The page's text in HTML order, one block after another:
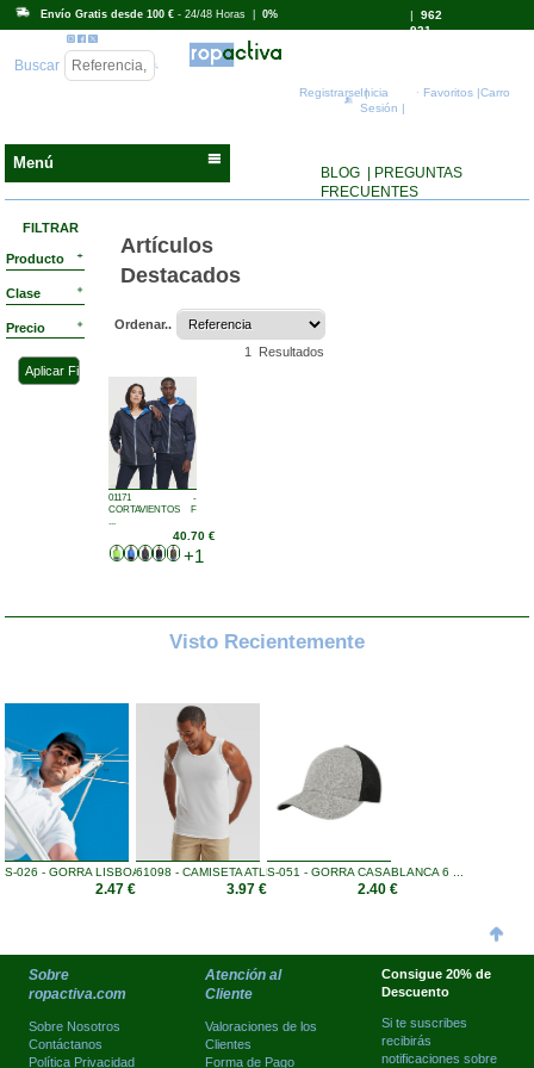
Envío Gratis desde 100 € - 24/48 Horas |0% |962
931
Buscar
Registrarse |Inicia
Sesión |
Favoritos |Carro
Menú
BLOG
| PREGUNTAS
FRECUENTES
FILTRAR
Producto
Clase
Precio
Artículos
Destacados
Ordenar..
1 Resultados
01171 -
CORTAVIENTOS F
40.70 €
+1
Visto Recientemente
S-026 - GORRA LISBOA 6 PAN ...
2.47 €
61098 - CAMISETA ATLETA HO ...
3.97 €
S-051 - GORRA CASABLANCA 6 ...
2.40 €
Sobre
ropactiva.com
Sobre Nosotros
Contáctanos
Política Privacidad
Atención al
Cliente
Valoraciones de los
Clientes
Forma de Pago
Consigue 20% de
Descuento
Si te suscribes
recibirás
notificaciones sobre